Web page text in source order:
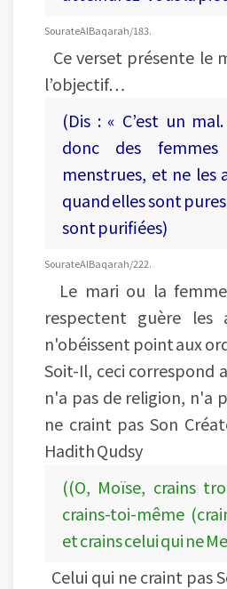
Sourate Al Baqarah/183.
Ce verset présente le
l’objectif…
(Dis : « C’est un
donc des
menstrues, et ne les
quand elles sont
sont purifiées)
Sourate Al Baqarah/222.
Le mari ou la
respectent guère les
n'obéissent point aux
Soit-Il, ceci correspond
n'a pas de religion, n'a
ne craint pas Son
Hadith Qudsy
((O, Moïse, crains
crains-toi-même
et crains celui qui ne
Celui qui ne craint pas